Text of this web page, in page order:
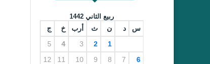
ربيع الثاني 1442
س د ن ث أرب خ ج
1
2
3
4
5
6
7
8
9
10
11
12